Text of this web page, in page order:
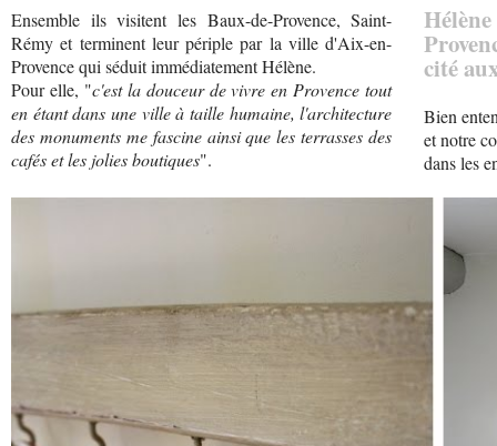
Ensemble ils visitent les Baux-de-Provence, Saint-
Rémy et terminent leur périple par la ville d'Aix-en-
Provence qui séduit immédiatement Hélène.
Pour elle, "c'est la douceur de vivre en Provence tout
en étant dans une ville à taille humaine, l'architecture
des monuments me fascine ainsi que les terrasses des
cafés et les jolies boutiques".
cité
Bien
et notre
dans les